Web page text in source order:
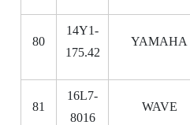
80
14Y1-
175.42
YAMAHA
81
16L7-
8016
WAVE